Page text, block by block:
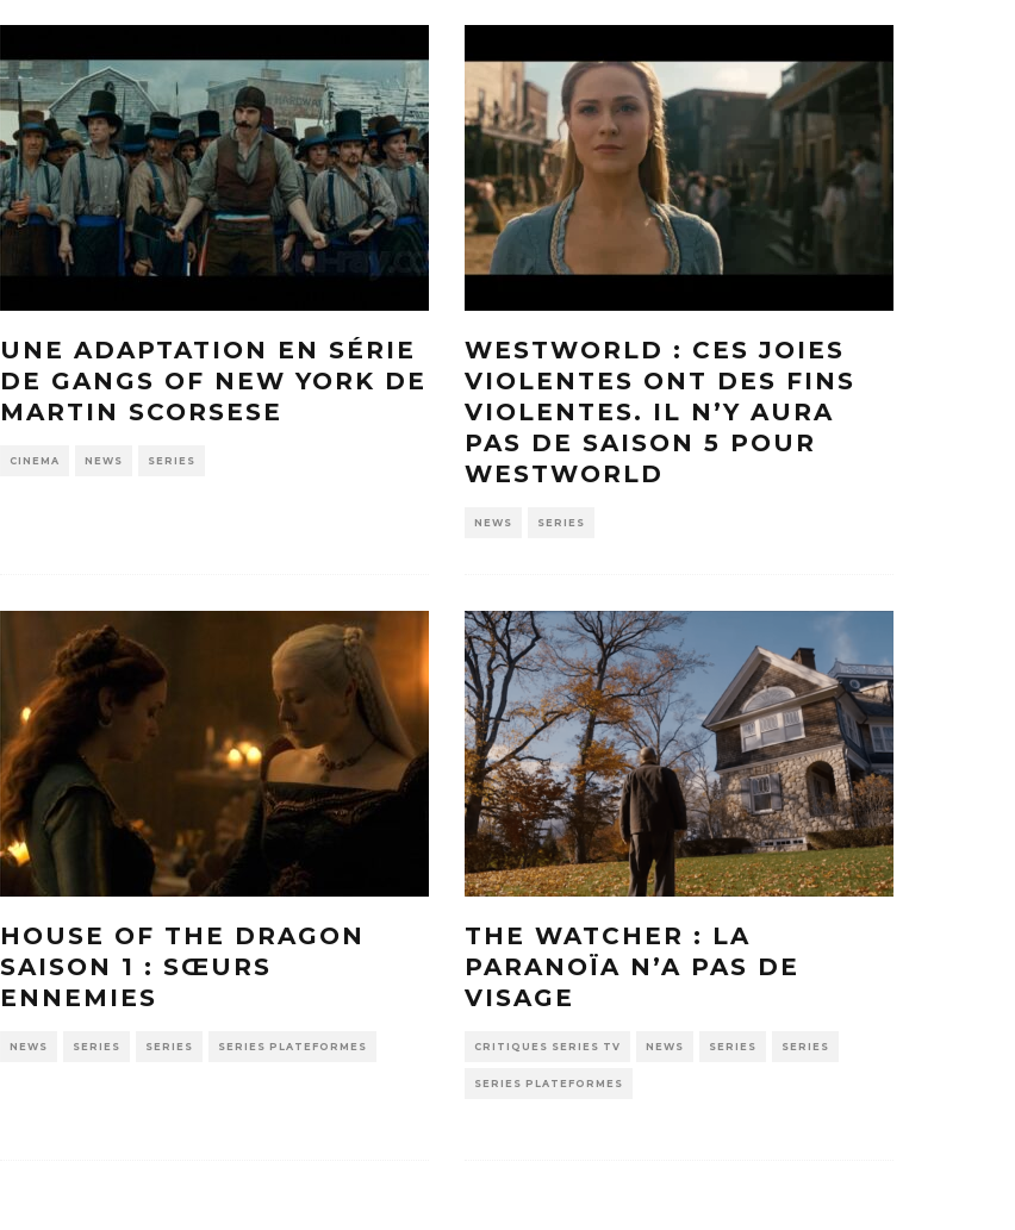
UNE ADAPTATION EN SÉRIE
DE GANGS OF NEW YORK DE
MARTIN SCORSESE
CINEMA NEWS SERIES
WESTWORLD : CES JOIES
VIOLENTES ONT DES FINS
VIOLENTES. IL N’Y AURA
PAS DE SAISON 5 POUR
WESTWORLD
NEWS SERIES
HOUSE OF THE DRAGON
SAISON 1 : SŒURS
ENNEMIES
NEWS SERIES SERIES SERIES PLATEFORMES
THE WATCHER : LA
PARANOÏA N’A PAS DE
VISAGE
CRITIQUES SERIES TV NEWS SERIES SERIES
SERIES PLATEFORMES